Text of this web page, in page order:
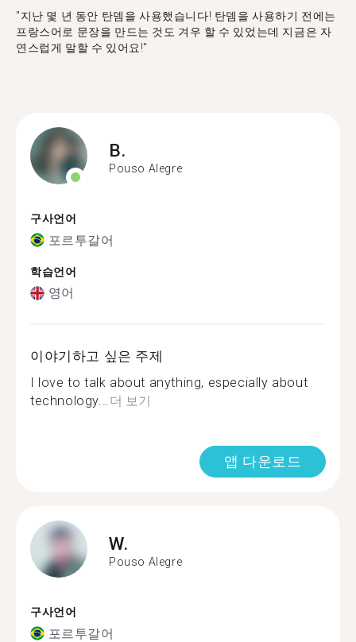
"​​지난 몇 년 동안 탄뎀을 사용했습니다! 탄뎀을 사용하기 전에는
프랑스어로 문장을 만드는 것도 겨우 할 수 있었는데 지금은 자
연스럽게 말할 수 있어요!"
B.
Pouso Alegre
구사언어
포르투갈어
학습언어
영어
이야기하고 싶은 주제
I love to talk about anything, especially about
technology...더 보기
앱 다운로드
W.
Pouso Alegre
구사언어
포르투갈어